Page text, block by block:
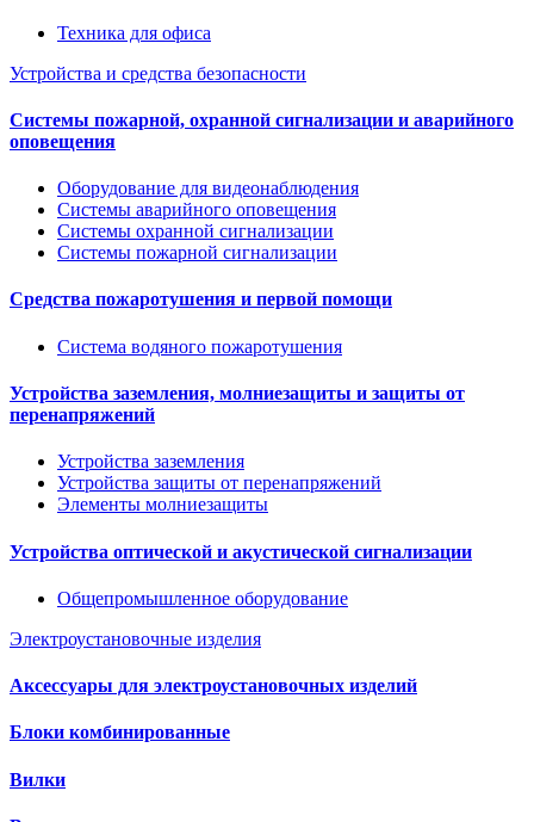
Техника для офиса
Устройства и средства безопасности
Системы пожарной, охранной сигнализации и аварийного
оповещения
Оборудование для видеонаблюдения
Системы аварийного оповещения
Системы охранной сигнализации
Системы пожарной сигнализации
Средства пожаротушения и первой помощи
Система водяного пожаротушения
Устройства заземления, молниезащиты и защиты от
перенапряжений
Устройства заземления
Устройства защиты от перенапряжений
Элементы молниезащиты
Устройства оптической и акустической сигнализации
Общепромышленное оборудование
Электроустановочные изделия
Аксессуары для электроустановочных изделий
Блоки комбинированные
Вилки